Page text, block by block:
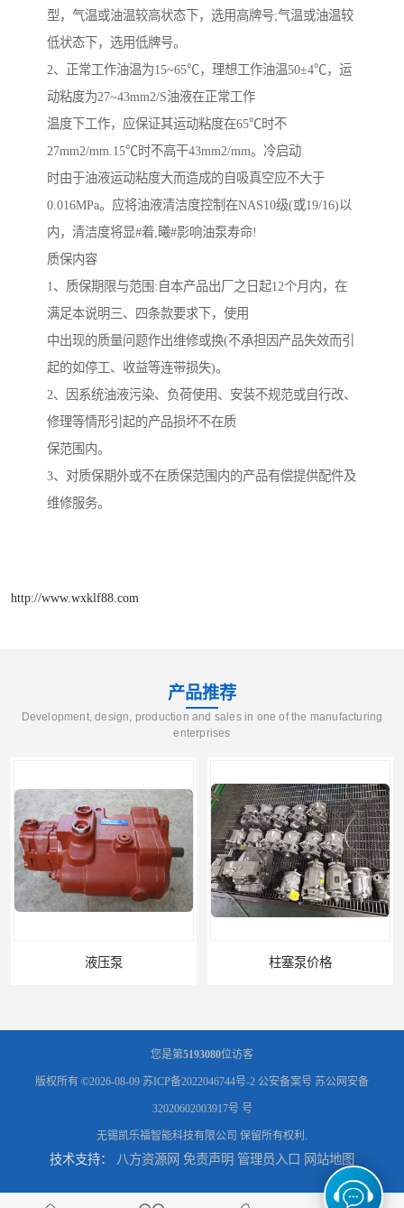
型，气温或油温较高状态下，选用高牌号;气温或油温较
低状态下，选用低牌号。
2、正常工作油温为15~65℃，理想工作油温50±4℃，运
动粘度为27~43mm2/S油液在正常工作
温度下工作，应保证其运动粘度在65℃时不
27mm2/mm.15℃时不高干43mm2/mm。冷启动
时由于油液运动粘度大而造成的自吸真空应不大于
0.016MPa。应将油液清洁度控制在NAS10级(或19/16)以
内，清洁度将显#着,曦#影响油泵寿命!
质保内容
1、质保期限与范围: 自本产品出厂之日起12个月内，在
满足本说明三、四条款要求下，使用
中出现的质量问题作出维修或换(不承担因产品失效而引
起的如停工、收益等连带损失)。
2、因系统油液污染、负荷使用、安装不规范或自行改、
修理等情形引起的产品损坏不在质
保范围内。
3、对质保期外或不在质保范围内的产品有偿提供配件及
维修服务。
http://www.wxklf88.com
产品推荐
Development, design, production and sales in one of the manufacturing
enterprises
液压泵报价 液压泵价格
您是第5193080位访客
版权所有 ©2026-08-09 苏ICP备2022046744号-2 公安备案号 苏公网安备
32020602003917号 号
无锡凯乐福智能科技有限公司 保留所有权利.
技术支持： 八方资源网 免责声明 管理员入口 网站地图